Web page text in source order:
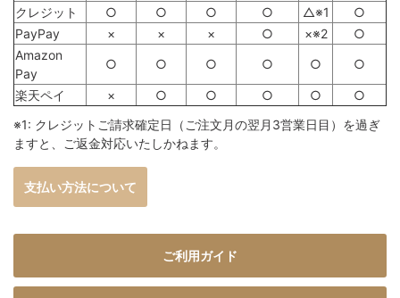
クレジット ○ ○ ○ ○ △※1
○
PayPay
× × × ○ ×※2
○
Amazon
Pay
○ ○ ○ ○ ○ ○
楽天ペイ × ○ ○ ○ ○
○
※1: クレジットご請求確定日（ご注文月の翌月3営業日目）を過ぎ
ますと、ご返金対応いたしかねます。
支払い方法について
ご利用ガイド